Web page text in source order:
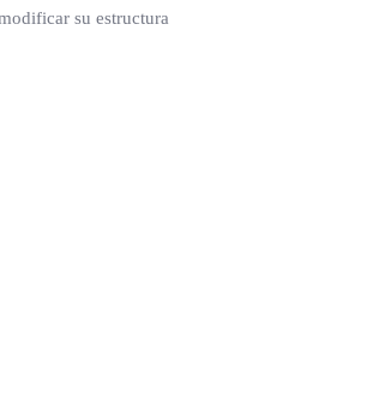
su estructura